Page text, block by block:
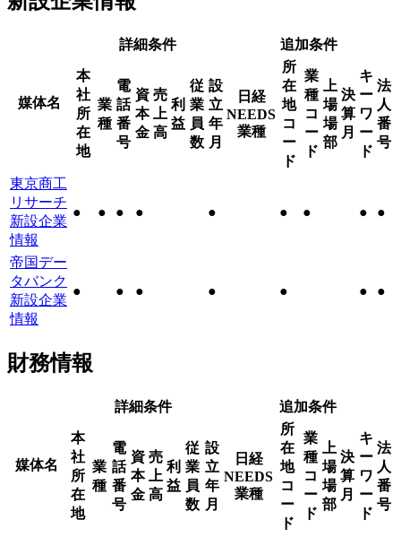
媒体名
詳細条件 追加条件
本
社
所
在
地
業
種
電
話
番
号
資
本
金
売
上
高
利
益
従
業
員
数
設
立
年
月
日経
NEEDS
業種
所
在
地
コ
ー
ド
業
種
コ
ー
ド
上
場
場
部
決
算
月
キ
ー
ワ
ー
ド
法
人
番
号
東京商工
リサーチ
新設企業
情報
● ● ● ● ● ● ● ● ●
帝国デー
タバンク
新設企業
情報
● ● ● ● ● ● ●
財務情報
媒体名
詳細条件 追加条件
本
社
所
在
地
業
種
電
話
番
号
資
本
金
売
上
高
利
益
従
業
員
数
設
立
年
月
日経
NEEDS
業種
所
在
地
コ
ー
ド
業
種
コ
ー
ド
上
場
場
部
決
算
月
キ
ー
ワ
ー
ド
法
人
番
号